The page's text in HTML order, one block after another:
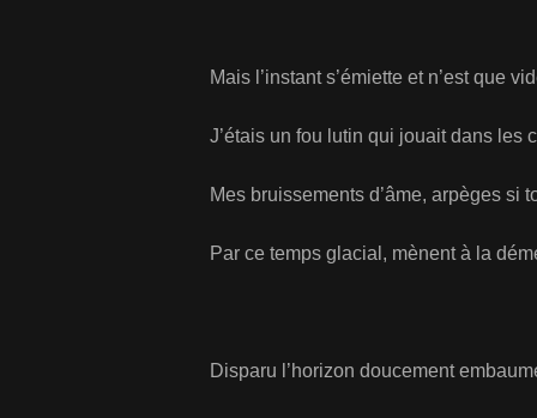
Mais l’instant s’émiette et n’est que
J’étais un fou lutin qui jouait dans les
Mes bruissements d’âme, arpèges si
Par ce temps glacial, mènent à la
Disparu l’horizon doucement